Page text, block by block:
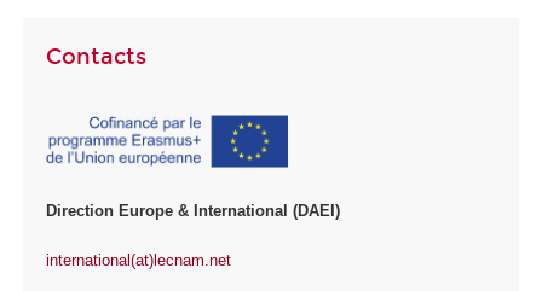
Contacts
Direction Europe & International (DAEI)
international(at)lecnam.net